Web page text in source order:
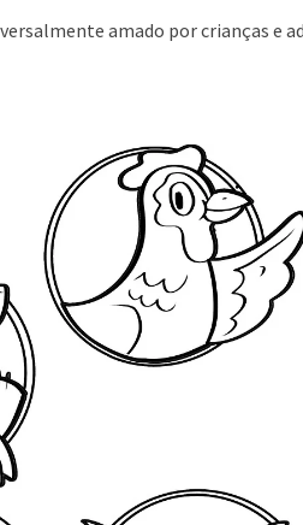
amado por crianças e